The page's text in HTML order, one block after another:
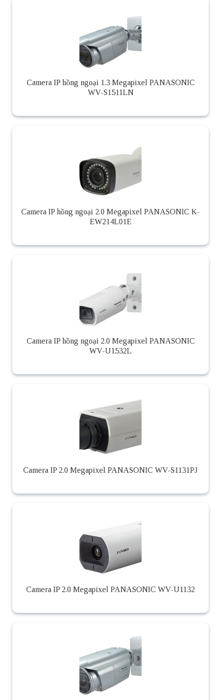
Camera IP hồng ngoại 1.3 Megapixel PANASONIC
WV-S1511LN
Camera IP hồng ngoại 2.0 Megapixel PANASONIC K-
EW214L01E
Camera IP hồng ngoại 2.0 Megapixel PANASONIC
WV-U1532L
Camera IP 2.0 Megapixel PANASONIC WV-S1131PJ
Camera IP 2.0 Megapixel PANASONIC WV-U1132